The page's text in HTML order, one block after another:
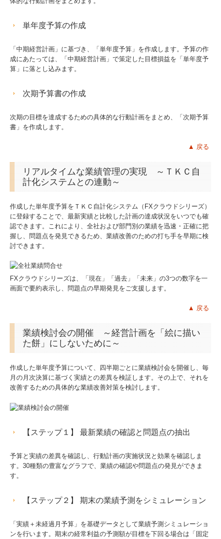
単年度予算の作成
「中期経営計画」に基づき、「単年度予算」を作成します。予算の作
成にあたっては、「中期経営計画」で策定した目標損益を「単年度予
算」に落とし込みます。
次期予算書の作成
次期の目標を達成するための具体的な行動計画をまとめ、「次期予算
書」を作成します。
▲ 戻る
リアルタイムな業績管理の実現 ～ＴＫＣ自
計化システムとの連動～
作成した単年度予算をＴＫＣ自計化システム（FXクラウドシリーズ）
に登録することで、最新実績と比較した計画の達成状況をいつでも確
認できます。これにより、全社および部門別の業績を迅速・正確に把
握し、問題点を発見できるため、業績改善のための打ち手を早期に検
討できます。
FXクラウドシリーズは、「現在」「過去」「未来」の3つの数字を一
画面で要約表示し、問題点の早期発見をご支援します。
▲ 戻る
業績検討会の開催 ～経営計画を「絵に描い
た餅」にしないために～
作成した単年度予算について、四半期ごとに業績検討会を開催し、毎
月の月次決算に基づく実績との差異を検証します。その上で、それを
改善するための具体的な業績改善対策を検討します。
【ステップ１】 最新業績の確認と問題点の抽出
予算と実績の差異を確認し、行動計画の実施状況と効果を確認しま
す。30種類の豊富なグラフで、業績の確認や問題点の発見ができま
す。
【ステップ２】 期末の業績予測をシミュレーション
「実績＋未経過月予算」を基礎データとして業績予測シミュレーショ
ンを行います。期末の経常利益の予測額が目標を下回る場合は「固定